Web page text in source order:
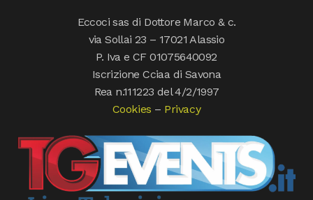
Eccoci sas di Dottore Marco & c.
via Sollai 23 – 17021 Alassio
P. Iva e CF 01075640092
Iscrizione Cciaa di Savona
Rea n.111223 del 4/2/1997
Cookies – Privacy